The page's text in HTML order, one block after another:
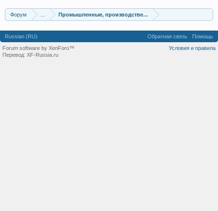
Форум Промышленные, производственные и перерабатывающие
Russian (RU) Обратная связь
Помощь
Условия и правила
Forum software by XenForo™
Перевод: XF-Russia.ru